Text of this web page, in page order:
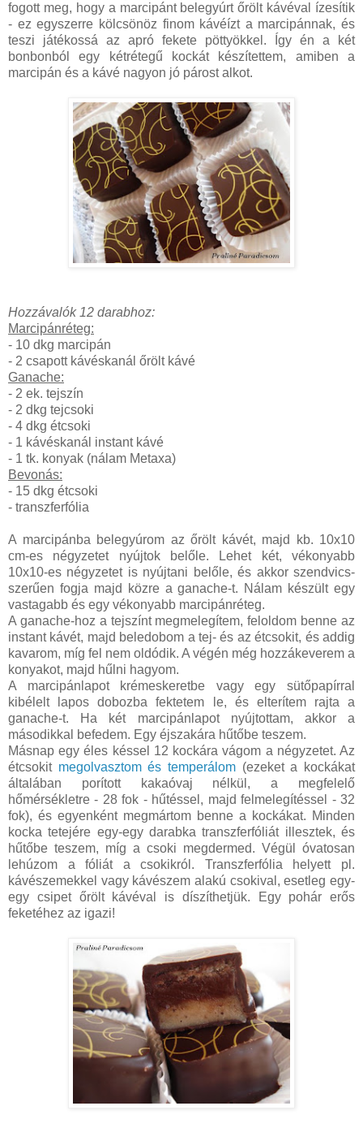
fogott meg, hogy a marcipánt belegyúrt őrölt kávéval ízesítik
- ez egyszerre kölcsönöz finom kávéízt a marcipánnak, és
teszi játékossá az apró fekete pöttyökkel. Így én a két
bonbonból egy kétrétegű kockát készítettem, amiben a
marcipán és a kávé nagyon jó párost alkot.
Hozzávalók 12 darabhoz:
Marcipánréteg:
- 10 dkg marcipán
- 2 csapott kávéskanál őrölt kávé
Ganache:
- 2 ek. tejszín
- 2 dkg tejcsoki
- 4 dkg étcsoki
- 1 kávéskanál instant kávé
- 1 tk. konyak (nálam Metaxa)
Bevonás:
- 15 dkg étcsoki
- transzferfólia
A marcipánba belegyúrom az őrölt kávét, majd kb. 10x10
cm-es négyzetet nyújtok belőle. Lehet két, vékonyabb
10x10-es négyzetet is nyújtani belőle, és akkor szendvics-
szerűen fogja majd közre a ganache-t. Nálam készült egy
vastagabb és egy vékonyabb marcipánréteg.
A ganache-hoz a tejszínt megmelegítem, feloldom benne az
instant kávét, majd beledobom a tej- és az étcsokit, és addig
kavarom, míg fel nem oldódik. A végén még hozzákeverem a
konyakot, majd hűlni hagyom.
A marcipánlapot krémeskeretbe vagy egy sütőpapírral
kibélelt lapos dobozba fektetem le, és elterítem rajta a
ganache-t. Ha két marcipánlapot nyújtottam, akkor a
másodikkal befedem. Egy éjszakára hűtőbe teszem.
Másnap egy éles késsel 12 kockára vágom a négyzetet. Az
étcsokit megolvasztom és temperálom (ezeket a kockákat
általában porított kakaóvaj nélkül, a megfelelő
hőmérsékletre - 28 fok - hűtéssel, majd felmelegítéssel - 32
fok), és egyenként megmártom benne a kockákat. Minden
kocka tetejére egy-egy darabka transzferfóliát illesztek, és
hűtőbe teszem, míg a csoki megdermed. Végül óvatosan
lehúzom a fóliát a csokikról. Transzferfólia helyett pl.
kávészemekkel vagy kávészem alakú csokival, esetleg egy-
egy csipet őrölt kávéval is díszíthetjük. Egy pohár erős
feketéhez az igazi!